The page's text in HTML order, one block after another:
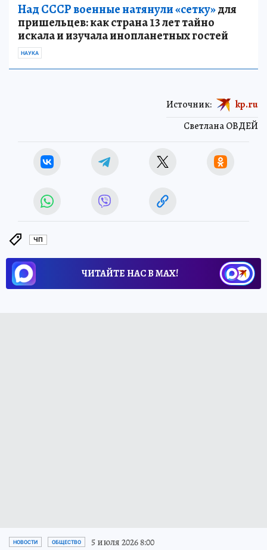
Над СССР военные натянули «сетку»для
пришельцев: как страна 13 лет тайно
искала и изучала инопланетных гостей
НАУКА
Светлана ОВДЕЙ
Источник: kp.ru
ЧП
ЧИТАЙТЕ НАС В МАХ!
НОВОСТИ ОБЩЕСТВО 5 июля 2026 8:00